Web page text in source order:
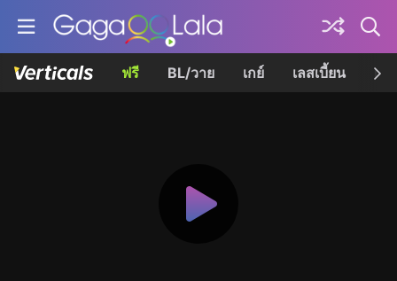
ฟรี BL/วาย เกย์ เลสเบี้ยน เค